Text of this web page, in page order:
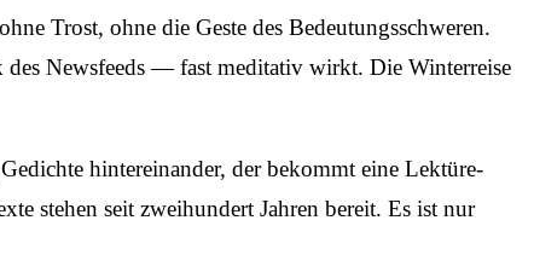
Trost, ohne die Geste des Bedeutungsschweren.
Newsfeeds — fast meditativ wirkt. Die Winterreise
hintereinander, der bekommt eine Lektüre­
stehen seit zweihundert Jahren bereit. Es ist nur